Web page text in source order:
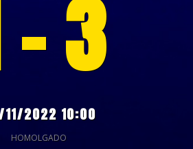
- 3
2022 10:00
HOMOLGADO